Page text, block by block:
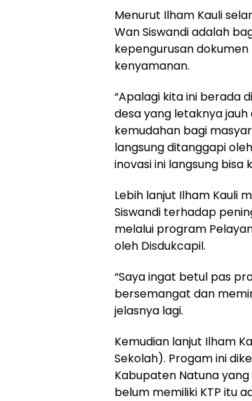
Menurut Ilham Kauli
Wan Siswandi adalah
kepengurusan
kenyamanan.
“Apalagi kita ini berada
desa yang letaknya
kemudahan bagi
langsung ditanggapi
inovasi ini langsung bisa
Lebih lanjut Ilham Kauli
Siswandi terhadap
melalui program
oleh Disdukcapil.
“Saya ingat betul pas
bersemangat dan
jelasnya lagi.
Kemudian lanjut Ilham
Sekolah). Progam ini
Kabupaten Natuna
belum memiliki KTP itu